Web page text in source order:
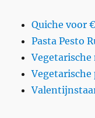
Quiche voor
Pasta Pesto
Vegetarische
Vegetarische